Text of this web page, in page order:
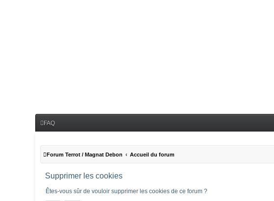
FAQ
Forum Terrot / Magnat Debon Accueil du forum
Supprimer les cookies
Êtes-vous sûr de vouloir supprimer les cookies de ce forum ?